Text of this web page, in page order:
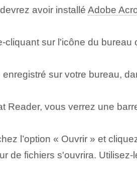
avoir ‍installé Adobe
sur l'icône du bureau
sur votre bureau,
Reader, vous verrez une
l’option « Ouvrir » et
de fichiers s'ouvrira. Utilisez-